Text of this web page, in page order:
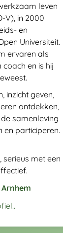
leven
V), in 2000
en
Universiteit.
ervaren als
en is hij
inzicht geven,
ontdekken,
samenleving
en participeren.
met een